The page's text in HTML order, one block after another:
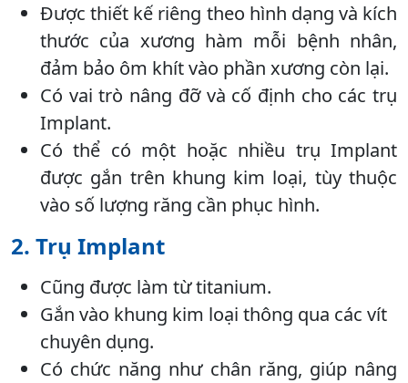
Được thiết kế riêng theo hình dạng và kích
thước của xương hàm mỗi bệnh nhân,
đảm bảo ôm khít vào phần xương còn lại.
Có vai trò nâng đỡ và cố định cho các trụ
Implant.
Có thể có một hoặc nhiều trụ Implant
được gắn trên khung kim loại, tùy thuộc
vào số lượng răng cần phục hình.
2. Trụ Implant
Cũng được làm từ titanium.
Gắn vào khung kim loại thông qua các vít
chuyên dụng.
Có chức năng như chân răng, giúp nâng